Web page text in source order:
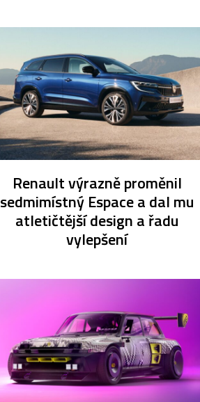
Renault výrazně proměnil
sedmimístný Espace a dal mu
atletičtější design a řadu
vylepšení